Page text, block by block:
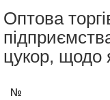
Оптова
цукор, щодо
№